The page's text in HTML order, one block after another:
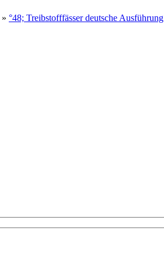
» °48; Treibstofffässer deutsche Ausführung